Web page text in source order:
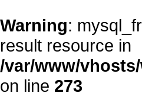
Warning:
result resource in
/var/www/
on line 273